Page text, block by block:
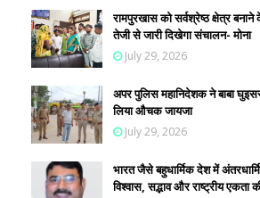
रामपुरखास को सर्वश्रेष्ठ क्षेत्र
तेजी से जारी दिखेगा संचालन- मोना
July 29, 2026
अपर पुलिस महानिदेशक ने बाबा
लिया औचक जायजा
July 29, 2026
भारत जैसे बहुधार्मिक देश में
विश्वास, सद्भाव और राष्ट्रीय एकता